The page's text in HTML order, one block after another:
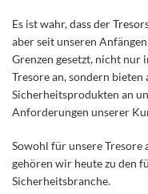
Es ist wahr, dass der
aber seit unseren
Grenzen gesetzt, nicht
Tresore an, sondern
Sicherheitsprodukten an
Anforderungen unserer
Sowohl für unsere
gehören wir heute zu den
Sicherheitsbranche.